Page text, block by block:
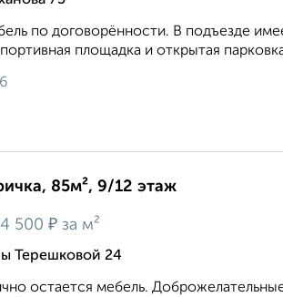
по договорённости. В подъезде
площадка и открытая
85м², 9/12 этаж
500 ₽ за м²
Терешковой 24
остается мебель.